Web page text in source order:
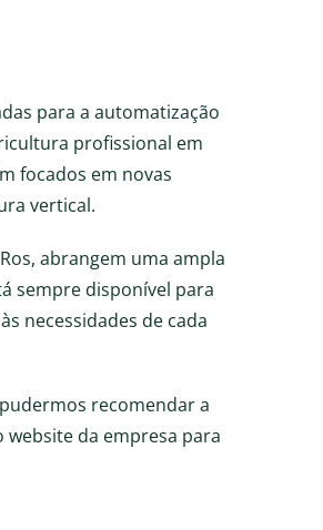
para a automatização
profissional em
focados em novas
vertical.
abrangem uma ampla
sempre disponível para
necessidades de cada
recomendar a
da empresa para